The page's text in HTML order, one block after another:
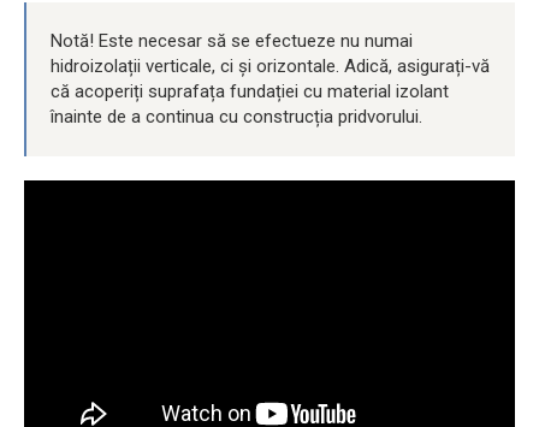
Notă! Este necesar să se efectueze nu numai
hidroizolații verticale, ci și orizontale. Adică, asigurați-vă
că acoperiți suprafața fundației cu material izolant
înainte de a continua cu construcția pridvorului.